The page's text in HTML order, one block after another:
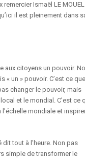
Ismaël LE MOUEL
il est pleinement dans
aux citoyens un pouvoir.
un » pouvoir. C’est ce que
changer le pouvoir, mais
et le mondial. C’est ce
mondiale et
dit tout à l’heure. Non pas
simple de transformer le